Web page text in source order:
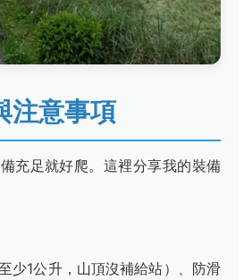
注意事項
充足就好爬。這裡分享我的裝備
少1公升，山頂沒補給站）、防滑